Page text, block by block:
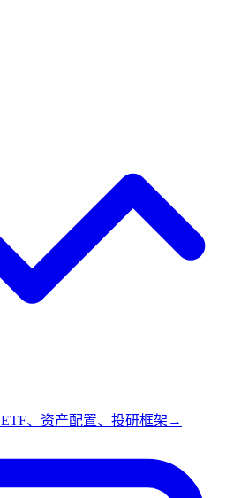
、资产配置、投研框架 →